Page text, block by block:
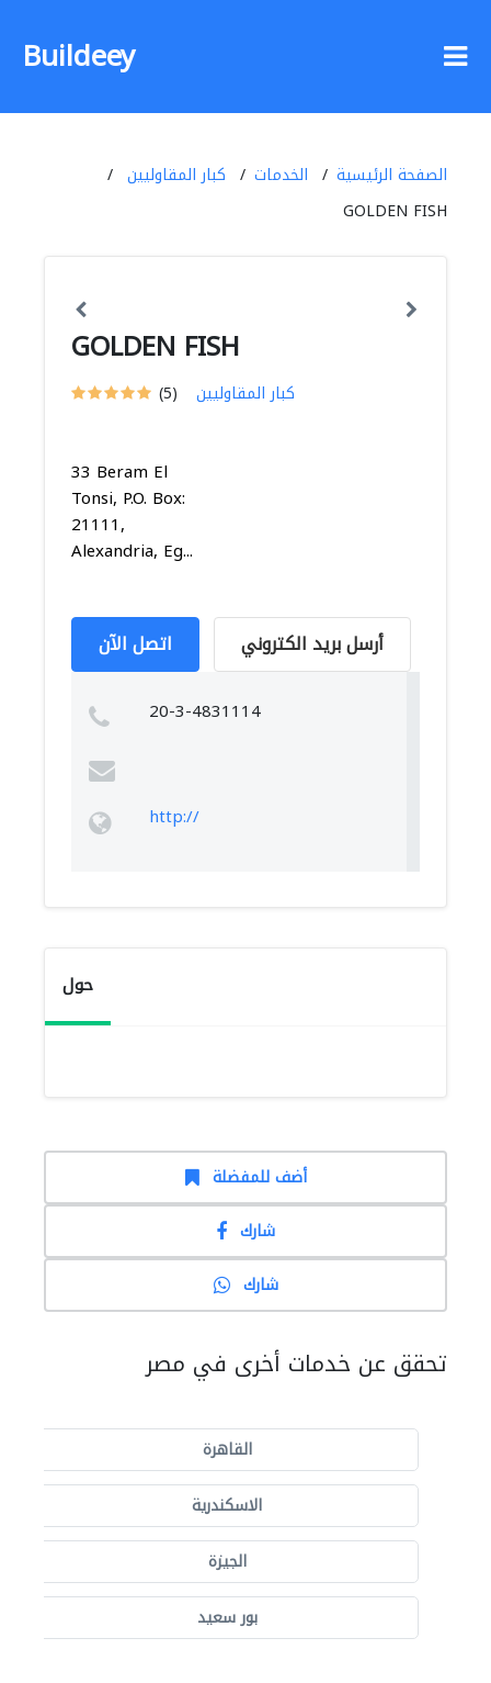
Buildeey
الصفحة الرئيسية الخدمات
كبار المقاوليين
GOLDEN FISH
GOLDEN FISH
(5) كبار المقاوليين
33 Beram El
Tonsi, P.O. Box:
21111,
Alexandria, Eg...
اتصل الآن أرسل بريد الكتروني
20-3-4831114
http://
حول
أضف للمفضلة
شارك
شارك
تحقق عن خدمات أخرى في مصر
القاهرة
الاسكندرية
الجيزة
بور سعيد